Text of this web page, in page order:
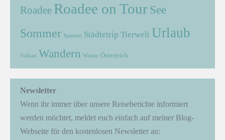
Roadee Roadee on Tour See
Sommer Spanien Städtetrip Tierwelt Urlaub
Vulkan Wandern Winter Österreich
Newsletter
Wenn ihr immer über unsere Reiseberichte informiert
werden möchtet, meldet euch einfach auf meiner Blog-
Webseite für den kostenlosen Newsletter an: